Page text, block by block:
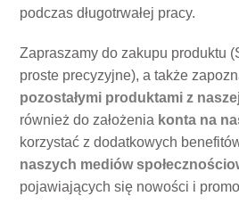
podczas długotrwałej pracy.
Zapraszamy do zakupu produktu
proste precyzyjne), a także
pozostałymi produktami z
również do założenia konta na
korzystać z dodatkowych
naszych mediów
pojawiających się nowości i